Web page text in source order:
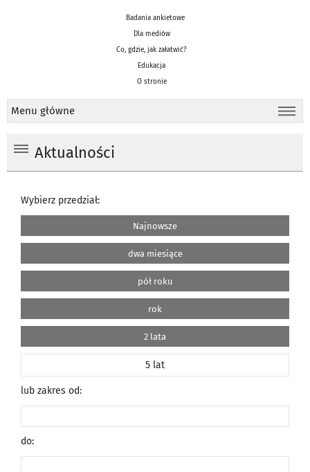
Badania ankietowe
Dla mediów
Co, gdzie, jak załatwić?
Edukacja
O stronie
Menu główne
Aktualności
Wybierz przedział:
Najnowsze
dwa miesiące
pół roku
rok
2 lata
5 lat
lub zakres od:
do: